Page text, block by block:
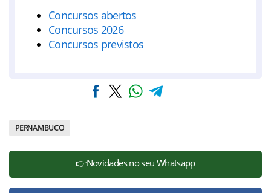
Concursos abertos
Concursos 2026
Concursos previstos
PERNAMBUCO
👉Novidades no seu Whatsapp